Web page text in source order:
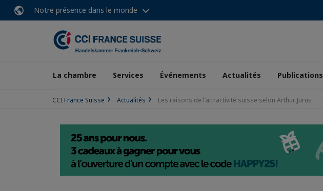
Notre présence dans le monde
La chambre Services Événements Actualités Publications
CCI France Suisse Actualités Les raisons de l’attractivité suisse selon Arthur Jurus